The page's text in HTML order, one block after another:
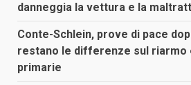
danneggia la vettura e la
Conte-Schlein, prove di pace
restano le differenze sul riarmo
primarie